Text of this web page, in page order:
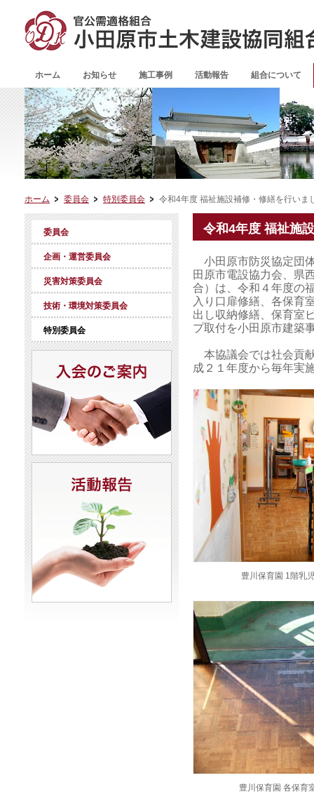
ホーム お知らせ 施工事例 活動報告 組合について
ホーム 委員会 特別委員会 令和4年度 福祉施設補修・修繕を行いま
令和4年度 福祉施
小田原市防災協定団
田原市電設協力会、県
合）は、令和４年度の
入り口扉修繕、各保育
出し収納修繕、保育室
プ取付を小田原市建築
本協議会では社会貢
成２１年度から毎年実
豊川保育園 1階乳
豊川保育園 各保育
委員会
企画・運営委員会
災害対策委員会
技術・環境対策委員会
特別委員会